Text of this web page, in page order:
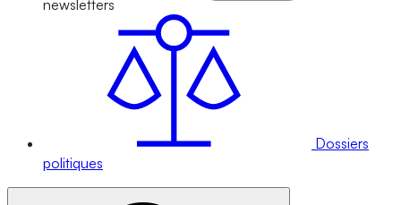
newsletters
Dossiers
politiques